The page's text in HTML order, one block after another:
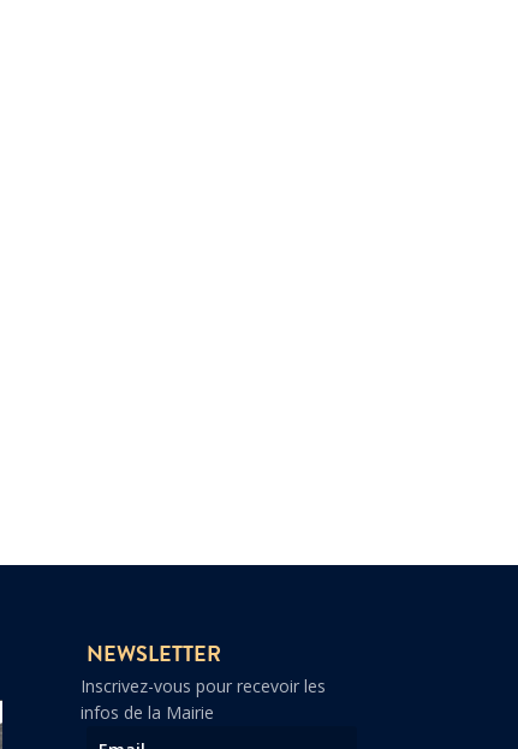
NEWSLETTER
Inscrivez-vous pour recevoir les
infos de la Mairie